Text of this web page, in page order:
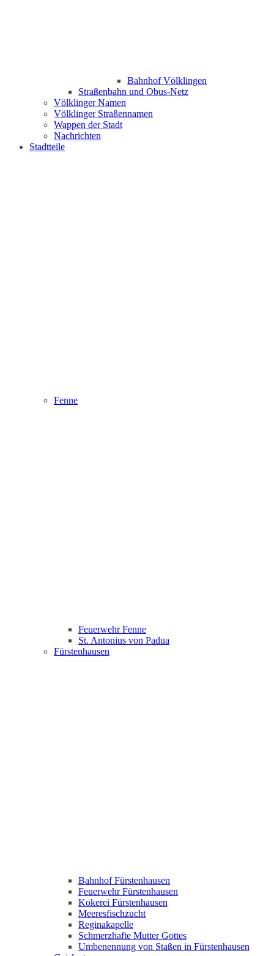
Bahnhof Völklingen
Straßenbahn und Obus-Netz
Völklinger Namen
Völklinger Straßennamen
Wappen der Stadt
Nachrichten
Stadtteile
Fenne
Feuerwehr Fenne
St. Antonius von Padua
Fürstenhausen
Bahnhof Fürstenhausen
Feuerwehr Fürstenhausen
Kokerei Fürstenhausen
Meeresfischzucht
Reginakapelle
Schmerzhafte Mutter Gottes
Umbenennung von Staßen in Fürstenhausen